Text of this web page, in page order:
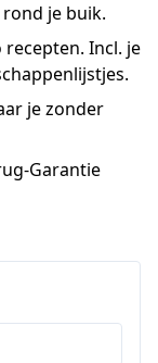
je buik.
Incl. je
je zonder
Garantie